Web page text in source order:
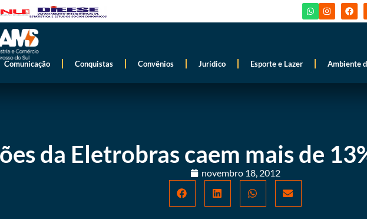
Comunicação Conquistas Convênios Jurídico Esporte e Lazer Ambiente
da Eletrobras caem mais de
novembro 18, 2012